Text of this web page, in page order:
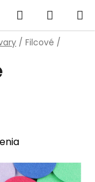
Hľadať
KOŠÍK
/ Filcové /